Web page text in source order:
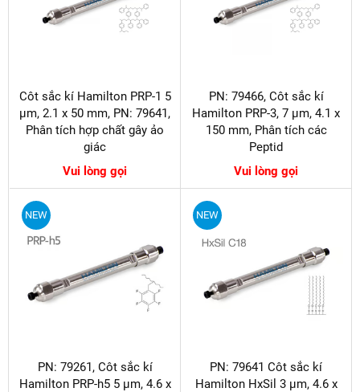
Côt sắc kí Hamilton PRP-1 5
µm, 2.1 x 50 mm, PN: 79641,
Phân tích hợp chất gây ảo
giác
Vui lòng gọi
PN: 79466, Côt sắc kí
Hamilton PRP-3, 7 µm, 4.1 x
150 mm, Phân tích các
Peptid
Vui lòng gọi
NEW
PN: 79261, Côt sắc kí
Hamilton PRP-h5 5 µm, 4.6 x
NEW
PN: 79641 Côt sắc kí
Hamilton HxSil 3 µm, 4.6 x